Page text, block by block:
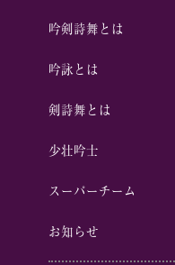
吟剣詩舞とは
吟詠とは
剣詩舞とは
少壮吟⼠
スーパーチーム
お知らせ